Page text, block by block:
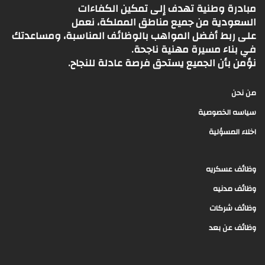
مبادرة وطنية تهدف إلى تمكين الكفاءات
السعودية من جميع مناطق المملكة، نعمل
على ربط أفضل المواهب بالوظائف المناسبة، ومساعدتك
في بناء مسيرة مهنية ناجحة.
نؤمن بأن الجميع يستحق فرصة عادلة للنجاح.
من نحن
سياسه الخصوصية
اخلاء المسؤلية
وظائف عسكريه
وظائف مدنيه
وظائف شركات
وظائف عن بعد